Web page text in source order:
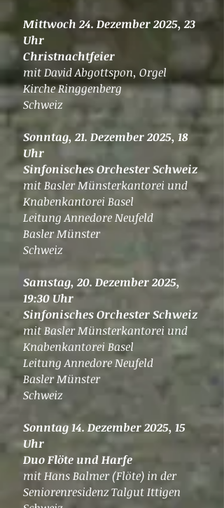
Mittwoch 24. Dezember 2025, 23
Uhr
Christnachtfeier
mit David Abgottspon, Orgel
Kirche Ringgenberg
Schweiz
Sonntag, 21. Dezember 2025, 18
Uhr
Sinfonisches Orchester Schweiz
mit Basler Münsterkantorei und
Knabenkantorei Basel
Leitung Annedore Neufeld
Basler Münster
​Schweiz
​Samstag, 20. Dezember 2025,
19:30 Uhr
Sinfonisches Orchester Schweiz
mit Basler Münsterkantorei und
Knabenkantorei Basel
Leitung Annedore Neufeld
Basler Münster
Schweiz
Sonntag 14. Dezember 2025, 15
Uhr
Duo Flöte und Harfe
mit Hans Balmer (Flöte) in der
Seniorenresidenz Talgut Ittigen